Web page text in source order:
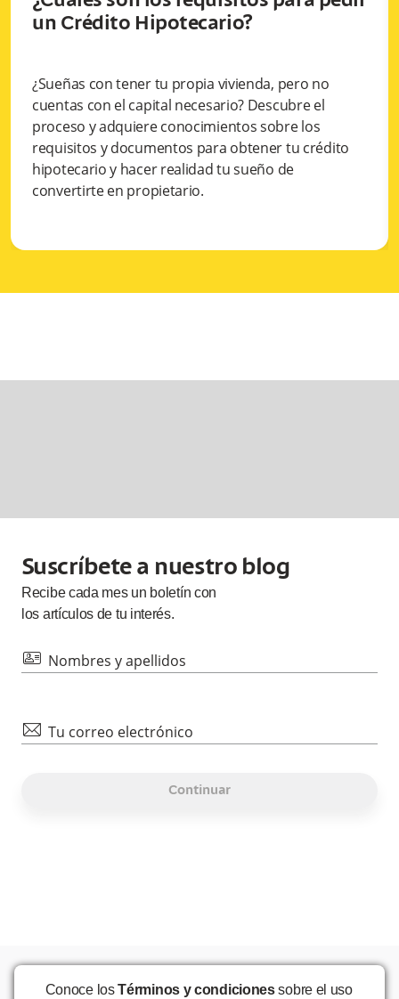
un Crédito Hipotecario?
¿Sueñas con tener tu propia vivienda, pero no
cuentas con el capital necesario? Descubre el
proceso y adquiere conocimientos sobre los
requisitos y documentos para obtener tu crédito
hipotecario y hacer realidad tu sueño de
convertirte en propietario.
Suscríbete a nuestro blog
Recibe cada mesun boletín con
los artículos de tu interés.
id Nombres y apellidos
mail Tu correo electrónico
Continuar
Conoce losTérminos y condicionessobre el uso